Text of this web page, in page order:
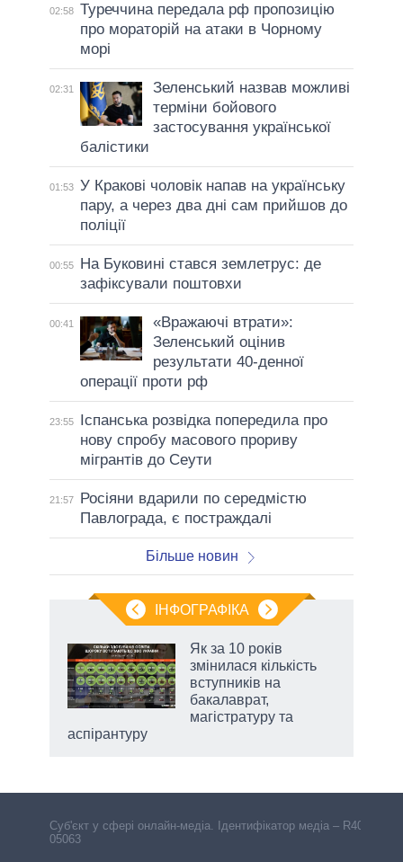
02:58 Туреччина передала рф пропозицію
про мораторій на атаки в Чорному
морі
02:31
Зеленський назвав можливі
терміни бойового
застосування української
балістики
01:53 У Кракові чоловік напав на українську
пару, а через два дні сам прийшов до
поліції
00:55
На Буковині стався землетрус: де
зафіксували поштовхи
00:41
«Вражаючі втрати»:
Зеленський оцінив
результати 40-денної
операції проти рф
23:55
Іспанська розвідка попередила про
нову спробу масового прориву
мігрантів до Сеути
21:57
Росіяни вдарили по середмістю
Павлограда, є постраждалі
Більше новин
ІНФОГРАФІКА
Як за 10 років
змінилася кількість
вступників на
бакалаврат,
магістратуру та
аспірантуру
Cуб'єкт у сфері онлайн-медіа. Ідентифікатор медіа – R40-
05063